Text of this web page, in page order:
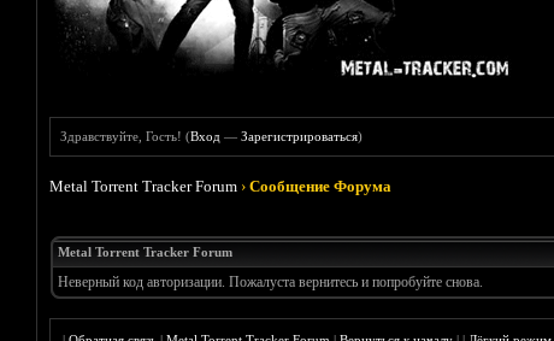
Здравствуйте, Гость! (Вход —Зарегистрироваться)
Metal Torrent Tracker Forum ›Сообщение Форума
Metal Torrent Tracker Forum
Неверный код авторизации. Пожалуста вернитесь и попробуйте снова.